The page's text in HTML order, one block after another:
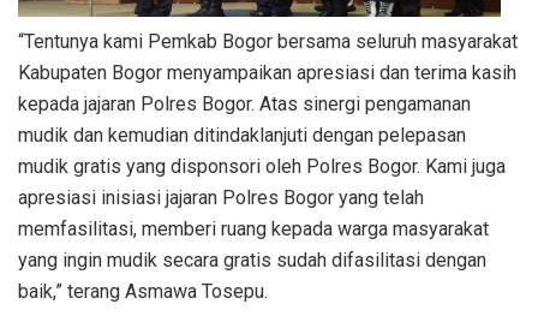
“Tentunya kami Pemkab Bogor bersama seluruh masyarakat
Kabupaten Bogor menyampaikan apresiasi dan terima kasih
kepada jajaran Polres Bogor. Atas sinergi pengamanan
mudik dan kemudian ditindaklanjuti dengan pelepasan
mudik gratis yang disponsori oleh Polres Bogor. Kami juga
apresiasi inisiasi jajaran Polres Bogor yang telah
memfasilitasi, memberi ruang kepada warga masyarakat
yang ingin mudik secara gratis sudah difasilitasi dengan
baik,” terang Asmawa Tosepu.